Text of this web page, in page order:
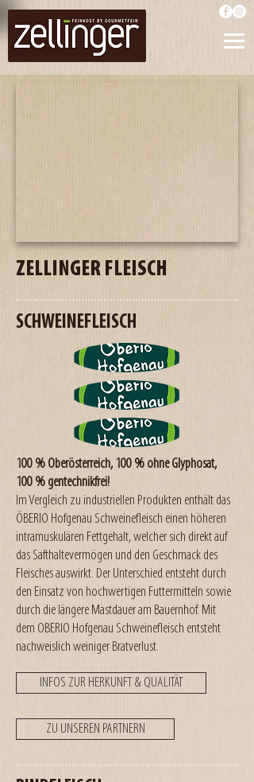
ZELLINGER FLEISCH
SCHWEINEFLEISCH
100 % Oberösterreich, 100 % ohne Glyphosat,
100 % gentechnikfrei!
Im Vergleich zu industriellen Produkten enthält das
ÖBERIO Hofgenau Schweinefleisch einen höheren
intramuskulären Fettgehalt, welcher sich direkt auf
das Safthaltevermögen und den Geschmack des
Fleisches auswirkt. Der Unterschied entsteht durch
den Einsatz von hochwertigen Futtermitteln sowie
durch die längere Mastdauer am Bauernhof. Mit
dem OBERIO Hofgenau Schweinefleisch entsteht
nachweislich weiniger Bratverlust.
INFOS ZUR HERKUNFT & QUALITÄT
ZU UNSEREN PARTNERN